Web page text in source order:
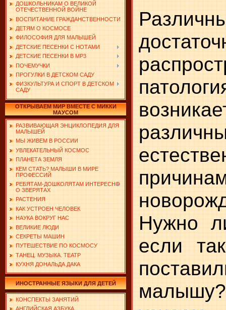
ДОШКОЛЬНИКАМ О ВЕЛИКОЙ
ОТЕЧЕСТВЕННОЙ ВОЙНЕ
ВОСПИТАНИЕ ГРАЖДАНСТВЕННОСТИ
ДЕТЯМ О КОСМОСЕ
ФИЛОСОФИЯ ДЛЯ МАЛЫШЕЙ
ДЕТСКИЕ ПЕСЕНКИ С НОТАМИ
ДЕТСКИЕ ПЕСЕНКИ В MP3
ПОЧЕМУЧКИ
ПРОГУЛКИ В ДЕТСКОМ САДУ
ФИЗКУЛЬТУРА И СПОРТ В ДЕТСКОМ
САДУ
ОТКРЫВАЕМ МИР ВМЕСТЕ С МИККИ
МАУСОМ
РАЗВИВАЮЩАЯ ЭНЦИКЛОПЕДИЯ ДЛЯ
МАЛЫШЕЙ
МЫ ЖИВЕМ В РОССИИ
УВЛЕКАТЕЛЬНЫЙ КОСМОС
ПЛАНЕТА ЗЕМЛЯ
КЕМ СТАТЬ? МАЛЫШИ В МИРЕ
ПРОФЕССИЙ
РЕБЯТАМ-ДОШКОЛЯТАМ ИНТЕРЕСНО
О ЗВЕРЯТАХ
РАСТЕНИЯ
КАК УСТРОЕН ЧЕЛОВЕК
НАУКА ВОКРУГ НАС
ВЕЛИКИЕ ЛЮДИ
СЕКРЕТЫ МАШИН
ПУТЕШЕСТВИЕ ПО КОСМОСУ
ТАНЕЦ. МУЗЫКА. ТЕАТР
КУХНЯ ДОНАЛЬДА ДАКА
ИНОСТРАННЫЕ ЯЗЫКИ ДЛЯ ДЕТЕЙ
КОНСПЕКТЫ ЗАНЯТИЙ
АНГЛИЙСКАЯ АЗБУКА
Нужно
если